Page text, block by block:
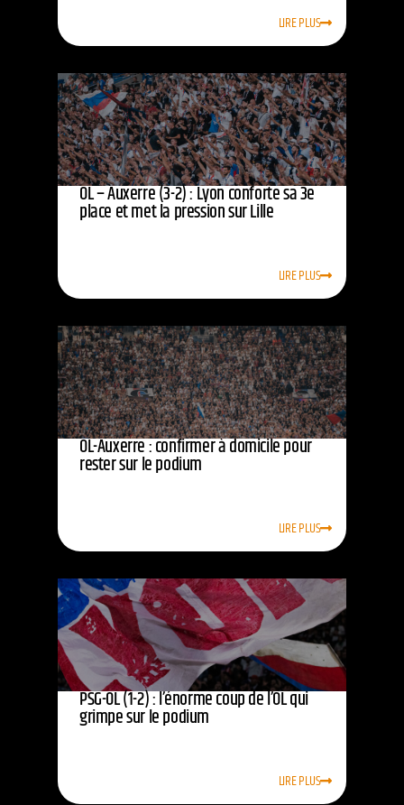
LIRE PLUS
OL – Auxerre (3-2) : Lyon conforte sa 3e
place et met la pression sur Lille
LIRE PLUS
OL-Auxerre : confirmer à domicile pour
rester sur le podium
LIRE PLUS
PSG-OL (1-2) : l’énorme coup de l’OL qui
grimpe sur le podium
LIRE PLUS